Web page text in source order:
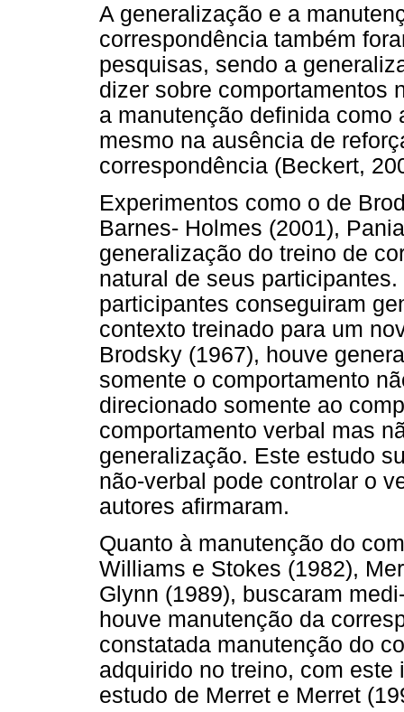
A generalização e a
correspondência também
pesquisas, sendo a
dizer sobre comportamentos
a manutenção definida como
mesmo na ausência de
correspondência (Beckert,
Experimentos como o de
Barnes- Holmes (2001),
generalização do treino de
natural de seus
participantes conseguiram
contexto treinado para um
Brodsky (1967), houve
somente o comportamento
direcionado somente ao
comportamento verbal mas
generalização. Este estudo
não-verbal pode controlar o
autores afirmaram.
Quanto à manutenção do
Williams e Stokes (1982),
Glynn (1989), buscaram
houve manutenção da
constatada manutenção do
adquirido no treino, com
estudo de Merret e Merret